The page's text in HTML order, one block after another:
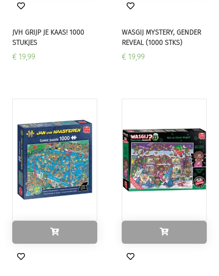
JVH GRIJP JE KAAS! 1000
STUKJES
€ 19,99
WASGIJ MYSTERY, GENDER
REVEAL (1000 STKS)
€ 19,99